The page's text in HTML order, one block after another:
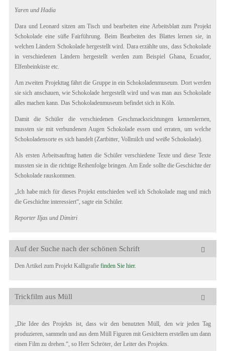
Yaren und Hadia
Dara und Leonard sitzen am Tisch und bearbeiten eine Arbeitsblatt zum Projekt
Schokolade eine süße Fairführung. Beim Bearbeiten des Blattes lernen sie, in
welchen Ländern Schokolade hergestellt wird. Dara erzählte uns, dass Schokolade
in verschiedenen Ländern hergestellt werden zum Beispiel Ghana, Ecuador,
Elfenbeinküste etc.
Am zweiten Projekttag fährt die Gruppe in ein Schokoladenmuseum. Dort werden
sie sich anschauen, wie Schokolade hergestellt wird und was man aus Schokolade
alles machen kann. Das Schokoladenmuseum befindet sich in Köln.
Damit die Schüler die verschiedenen Geschmacksrichtungen kennenlernen,
mussten sie mit verbundenen Augen Schokolade essen und erraten, um welche
Schokoladensorte es sich handelt (Zartbitter, Vollmilch und weiße Schokolade).
Als ersten Arbeitsauftrag hatten die Schüler verschiedene Texte und diese Texte
mussten sie in die richtige Reihenfolge bringen. Am Ende sollte die Geschichte der
Schokolade rauskommen.
„Ich habe mich für dieses Projekt entschieden weil ich Schokolade mag und mich
die Geschichte interessiert“, sagte ein Schüler.
Reporter Iljas und Dimitri
Auf der Suche nach der schönen Schrift
Den Artikel zum Projekt Kalligrafie finden Sie hier.
Trickfilm aus Müll
„Die Idee des Projekts ist, dass wir den benutzten Müll, den wir jeden Tag
produzieren, sammeln und aus dem Müll Figuren mit Gesichtern erstellen um dann
einen Film zu drehen.“, so Herr Schröter, der Leiter des Projekts.